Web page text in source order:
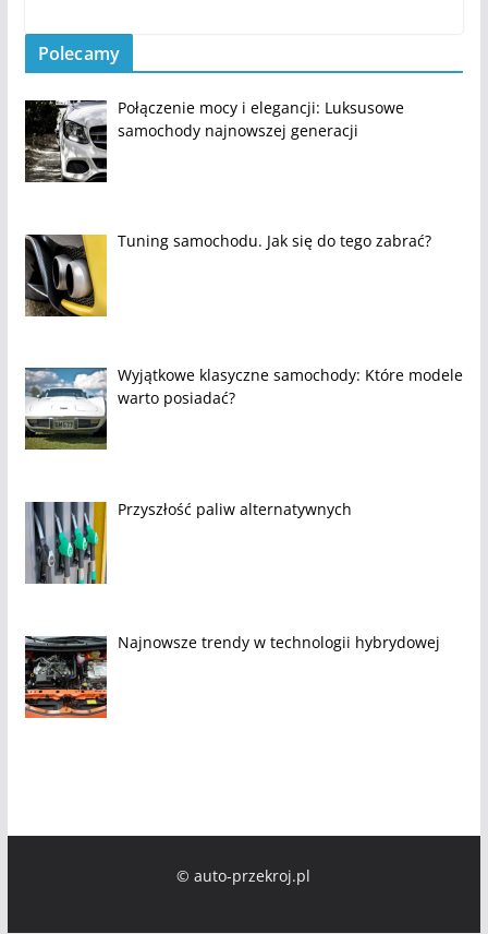
Polecamy
Połączenie mocy i elegancji: Luksusowe
samochody najnowszej generacji
Tuning samochodu. Jak się do tego zabrać?
Wyjątkowe klasyczne samochody: Które modele
warto posiadać?
Przyszłość paliw alternatywnych
Najnowsze trendy w technologii hybrydowej
© auto-przekroj.pl